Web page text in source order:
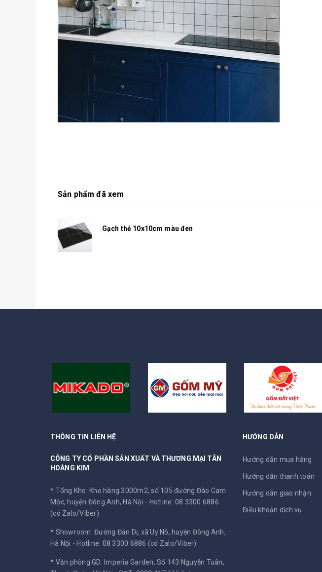
Sản phẩm đã xem
Gạch thẻ 10x10cm màu đen
THÔNG TIN LIÊN HỆ
CÔNG TY CỔ PHẦN SẢN XUẤT VÀ THƯƠNG MẠI TÂN
HOÀNG KIM
* Tổng Kho: Kho hàng 3000m2, số 105 đường Đào Cam
Mộc, huyện Đông Anh, Hà Nội - Hotline: 08 3300 6886
(có Zalo/Viber)
* Showroom: Đường Đản Dị, xã Uy Nỗ, huyện Đông Anh,
Hà Nội - Hotline: 08 3300 6886 (có Zalo/Viber)
* Văn phòng GD: Imperia Garden, Số 143 Nguyễn Tuân,
HƯỚNG DẪN
Hướng dẫn mua hàng
Hướng dẫn thanh toán
Hướng dẫn giao nhận
Điều khoản dịch vụ